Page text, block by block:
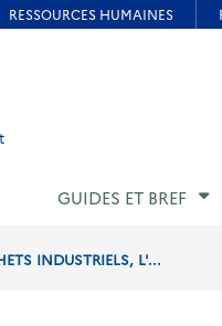
GUIDES ET BREF
INDUSTRIELS, L'...